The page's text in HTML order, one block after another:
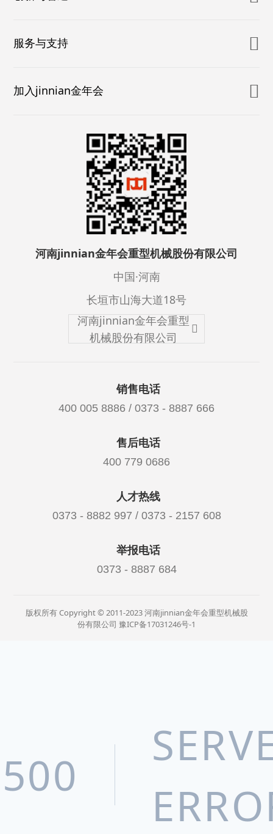
服务与支持
加入jinnian金年会
河南jinnian金年会重型机械股份有限公司
中国·河南
长垣市山海大道18号
河南jinnian金年会重型
机械股份有限公司
销售电话
400 005 8886 / 0373 - 8887 666
售后电话
400 779 0686
人才热线
0373 - 8882 997 / 0373 - 2157 608
举报电话
0373 - 8887 684
版权所有 Copyright © 2011-2023 河南jinnian金年会重型机械股
份有限公司 豫ICP备17031246号-1
500